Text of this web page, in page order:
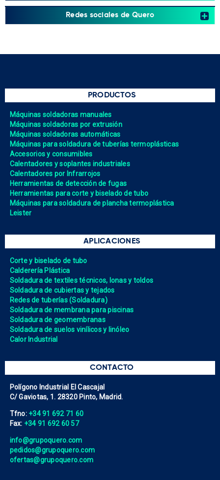
Redes sociales de Quero
PRODUCTOS
Máquinas soldadoras manuales
Máquinas soldadoras por extrusión
Máquinas soldadoras automáticas
Máquinas para soldadura de tuberías termoplásticas
Accesorios y consumibles
Calentadores y soplantes industriales
Calentadores por Infrarrojos
Herramientas de detección de fugas
Herramientas para corte y biselado de tubo
Máquinas para soldadura de plancha termoplástica
Leister
APLICACIONES
Corte y biselado de tubo
Calderería Plástica
Soldadura de textiles técnicos, lonas y toldos
Soldadura de cubiertas y tejados
Redes de tuberías (Soldadura)
Soldadura de membrana para piscinas
Soldadura de geomembranas
Soldadura de suelos vinílicos y linóleo
Calor Industrial
CONTACTO
Polígono Industrial El Cascajal
C/ Gaviotas, 1. 28320 Pinto, Madrid.
Tfno: +34 91 692 71 60
Fax: +34 91 692 60 57
info@grupoquero.com
pedidos@grupoquero.com
ofertas@grupoquero.com